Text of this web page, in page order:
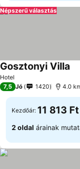
Népszerű választás
Hotel
Gosztonyi Villa
7,5 Jó 1420 4.0
Kezdőár: 11 813 Ft
2 oldal árainak